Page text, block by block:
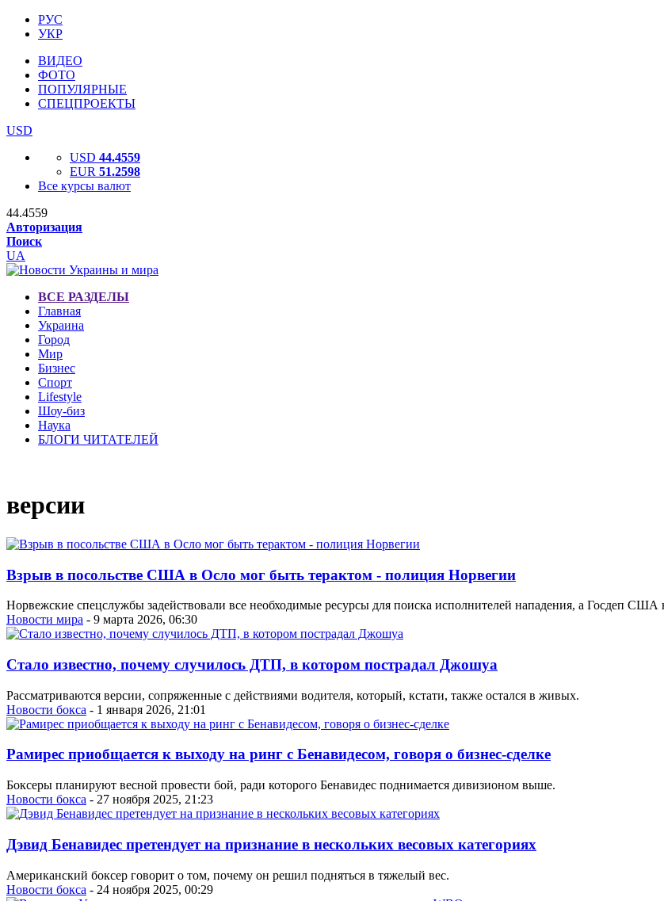
РУС
УКР
ВИДЕО
ФОТО
ПОПУЛЯРНЫЕ
СПЕЦПРОЕКТЫ
USD
USD 44.4559
EUR 51.2598
Все курсы валют
44.4559
Авторизация
Поиск
UA
ВСЕ РАЗДЕЛЫ
Главная
Украина
Город
Мир
Бизнес
Спорт
Lifestyle
Шоу-биз
Наука
БЛОГИ ЧИТАТЕЛЕЙ
версии
Взрыв в посольстве США в Осло мог быть терактом - полиция Норвегии
Норвежские спецслужбы задействовали все необходимые ресурсы для поиска исполнителей нападения, а Госдеп США
Новости мира - 9 марта 2026, 06:30
Стало известно, почему случилось ДТП, в котором пострадал Джошуа
Рассматриваются версии, сопряженные с действиями водителя, который, кстати, также остался в живых.
Новости бокса - 1 января 2026, 21:01
Рамирес приобщается к выходу на ринг с Бенавидесом, говоря о бизнес-сделке
Боксеры планируют весной провести бой, ради которого Бенавидес поднимается дивизионом выше.
Новости бокса - 27 ноября 2025, 21:23
Дэвид Бенавидес претендует на признание в нескольких весовых категориях
Американский боксер говорит о том, почему он решил подняться в тяжелый вес.
Новости бокса - 24 ноября 2025, 00:29